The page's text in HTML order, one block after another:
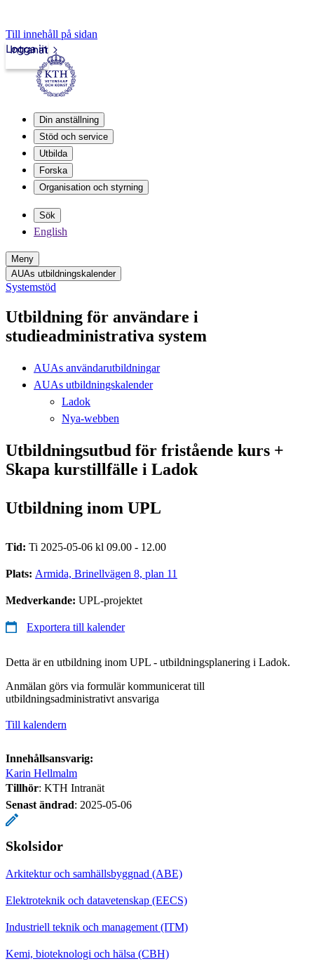
Till innehåll på sidan
Intranät
Logga in
Din anställning
Stöd och service
Utbilda
Forska
Organisation och styrning
Sök
English
Meny
AUAs utbildningskalender
Systemstöd
Utbildning för användare i
studieadministrativa system
AUAs användarutbildningar
AUAs utbildningskalender
Ladok
Nya-webben
Utbildningsutbud för fristående kurs +
Skapa kurstillfälle i Ladok
Utbildning inom UPL
Tid: Ti 2025-05-06 kl 09.00 - 12.00
Plats: Armida, Brinellvägen 8, plan 11
Medverkande: UPL-projektet
Exportera till kalender
Detta är en utbildning inom UPL - utbildningsplanering i Ladok.
Anmälan görs via formulär kommunicerat till
utbildningsadministrativt ansvariga
Till kalendern
Innehållsansvarig:
Karin Hellmalm
Tillhör: KTH Intranät
Senast ändrad: 2025-05-06
Skolsidor
Arkitektur och samhällsbyggnad (ABE)
Elektroteknik och datavetenskap (EECS)
Industriell teknik och management (ITM)
Kemi, bioteknologi och hälsa (CBH)